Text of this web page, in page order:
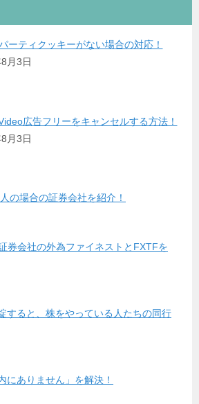
ーティクッキーがない場合の対応！
月3日
広告フリーをキャンセルする方法！
月3日
の場合の証券会社を紹介！
券会社の外為ファイネストとFXTFを
すると、株をやっている人たちの同行
にありません」を解決！